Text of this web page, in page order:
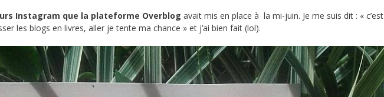
Instagram que la plateforme Overblog avait mis en place à la mi-juin. Je me suis dit : « c’est
les blogs en livres, aller je tente ma chance » et j’ai bien fait (lol).